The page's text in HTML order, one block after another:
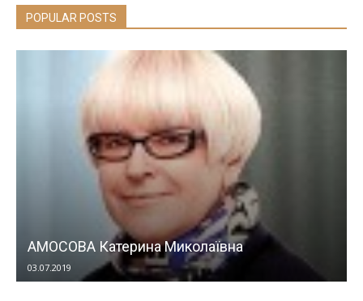
POPULAR POSTS
АМОСОВА Катерина Миколаївна
03.07.2019